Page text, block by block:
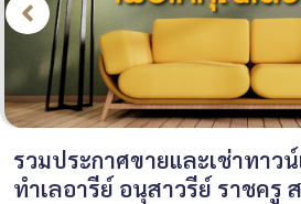
รวมประกาศขายและเช่าทาว
ทำเลอารีย์ อนุสาวรีย์ ราชครู